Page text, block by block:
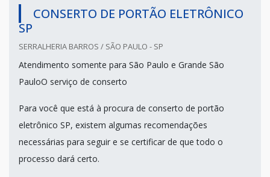
CONSERTO DE PORTÃO ELETRÔNICO
SP
SERRALHERIA BARROS / SÃO PAULO - SP
Atendimento somente para São Paulo e Grande São
PauloO serviço de conserto
Para você que está à procura de conserto de portão
eletrônico SP, existem algumas recomendações
necessárias para seguir e se certificar de que todo o
processo dará certo.